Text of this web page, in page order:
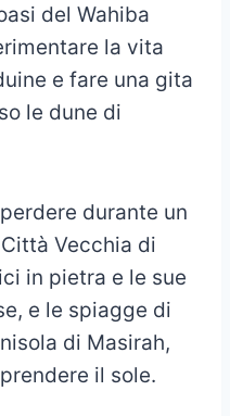
del Wahiba
la vita
e fare una gita
le dune di
durante un
Vecchia di
in pietra e le sue
e le spiagge di
di Masirah,
il sole.